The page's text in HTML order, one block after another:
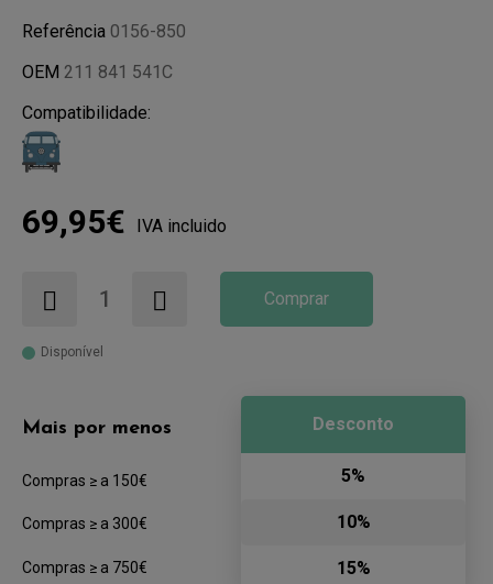
Referência 0156-850
OEM 211 841 541C
Compatibilidade:
69,95€ IVA incluido
Comprar
Disponível
Mais por menos
Compras ≥ a 150€
Compras ≥ a 300€
Compras ≥ a 750€
Desconto
5%
10%
15%